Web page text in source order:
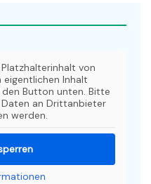
von
eigentlichen Inhalt
den Button unten. Bitte
an Drittanbieter
werden.